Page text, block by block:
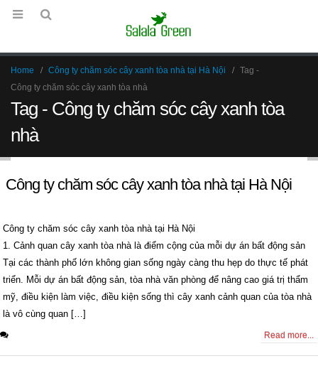
Home Công ty chăm sóc cây xanh tòa nhà tại Hà Nội
Tag -
Công ty chăm sóc cây xanh tòa nhà
Tag - Công ty chăm sóc cây xanh tòa
nhà
Công ty chăm sóc cây xanh tòa nhà tại Hà Nội
Công ty chăm sóc cây xanh tòa nhà tại Hà Nội
1. Cảnh quan cây xanh tòa nhà là điểm cộng của mỗi dự án bất động sản
Tại các thành phố lớn không gian sống ngày càng thu hẹp do thực tế phát
triển. Mỗi dự án bất động sản, tòa nhà văn phòng để nâng cao giá trị thẩm
mỹ, điều kiện làm việc, điều kiện sống thì cây xanh cảnh quan của tòa nhà
là vô cùng quan […]
Read more...